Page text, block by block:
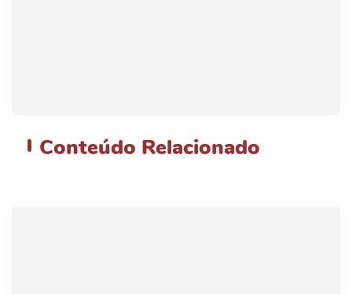
Conteúdo Relacionado